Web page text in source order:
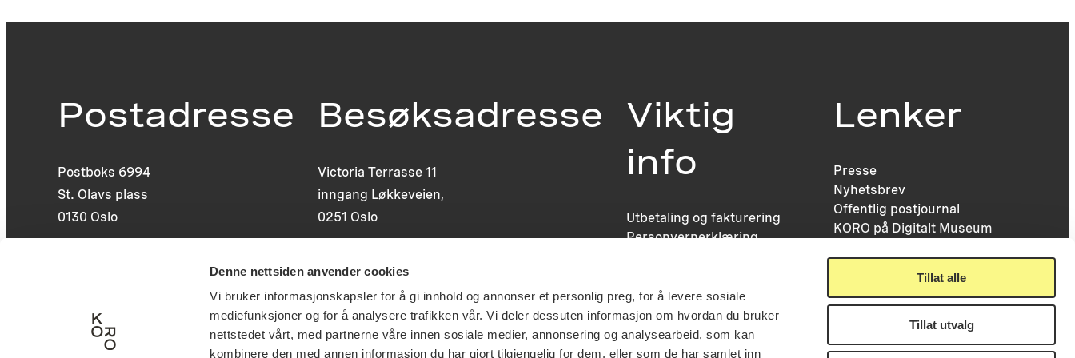
Denne nettsiden anvender cookies
Vi bruker informasjonskapsler for å gi innhold og annonser et personlig preg, for å levere sosiale
mediefunksjoner og for å analysere trafikken vår. Vi deler dessuten informasjon om hvordan du bruker
nettstedet vårt, med partnerne våre innen sosiale medier, annonsering og analysearbeid, som kan
kombinere den med annen informasjon du har gjort tilgjengelig for dem, eller som de har samlet inn
Tillat alle
Tillat utvalg
Postadresse
Postboks 6994
St. Olavs plass
0130 Oslo
Besøksadresse
Victoria Terrasse 11
inngang Løkkeveien,
0251 Oslo
Viktig
info
Utbetaling og fakturering
Personvernerklæring
Last ned logo
Lenker
Presse
Nyhetsbrev
Offentlig postjournal
KORO på Digitalt Museum